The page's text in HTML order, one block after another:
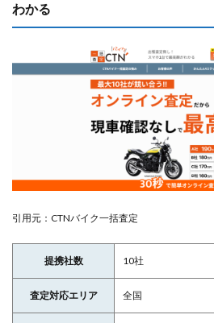
わかる
引用元：CTNバイク一括査定
提携社数 10社
査定対応エリア 全国